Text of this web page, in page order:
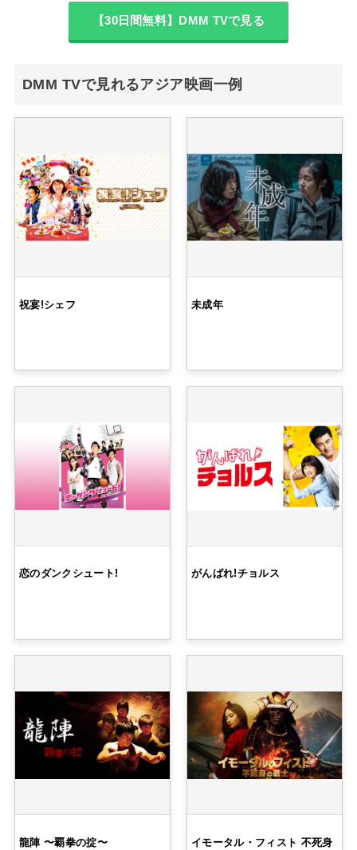
【30日間無料】DMM TVで見る
DMM TVで見れるアジア映画一例
祝宴!シェフ 未成年
恋のダンクシュート! がんばれ!チョルス
龍陣 〜覇拳の掟〜
イモータル・フィスト 不死身